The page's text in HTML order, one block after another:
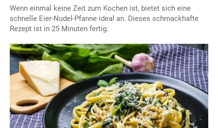
Wenn einmal keine Zeit zum Kochen ist, bietet sich eine
schnelle Eier-Nudel-Pfanne ideal an. Dieses schmackhafte
Rezept ist in 25 Minuten fertig.